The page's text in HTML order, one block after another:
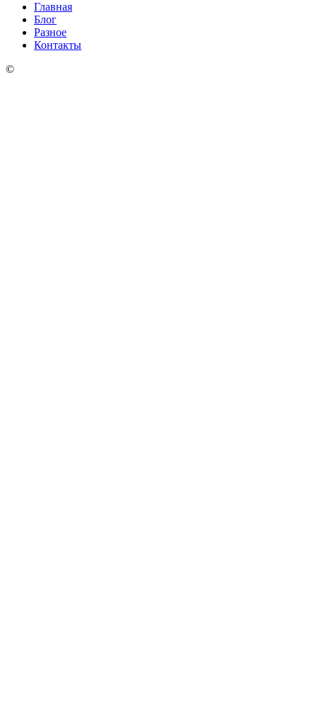
Главная
Блог
Разное
Контакты
©